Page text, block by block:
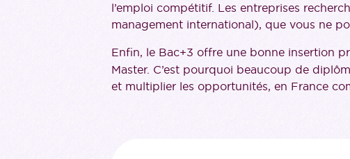
l’emploi compétitif. Les entreprises
management international), que vous ne
Enfin, le Bac+3 offre une bonne insertion
Master. C’est pourquoi beaucoup de
et multiplier les opportunités, en France